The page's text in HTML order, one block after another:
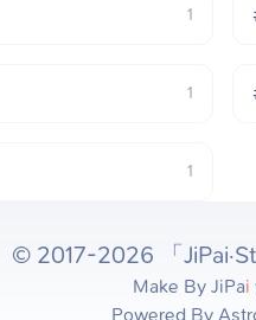
1
1
1
© 2017-2026 「
Make By JiPai
Powered By